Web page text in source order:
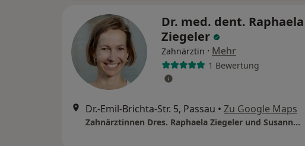
Dr. med. dent. Raphaela
Ziegeler
Zahnärztin · Mehr
1 Bewertung
Dr.-Emil-Brichta-Str. 5, Passau • Zu Google Maps
Zahnärztinnen Dres. Raphaela Ziegeler und Susanne Klaus